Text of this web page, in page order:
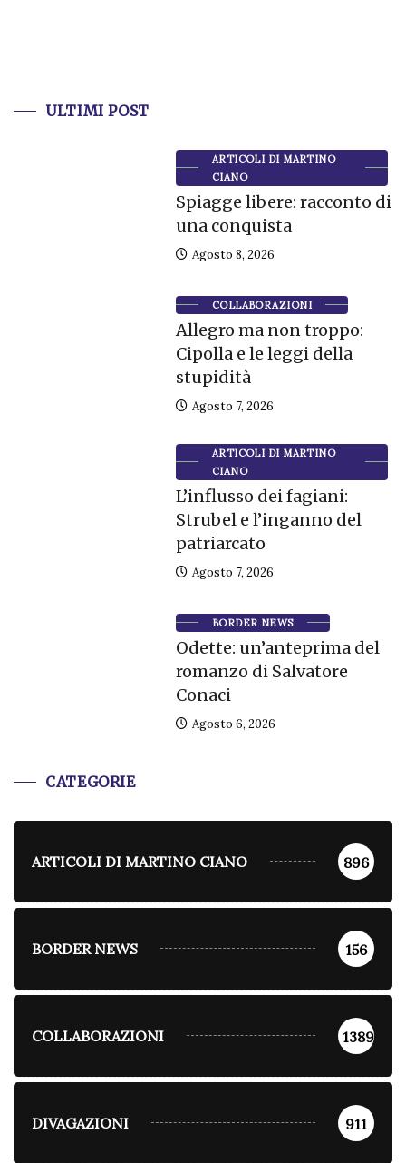
ULTIMI POST
ARTICOLI DI MARTINO
CIANO
Spiagge libere: racconto di
una conquista
Agosto 8, 2026
COLLABORAZIONI
Allegro ma non troppo:
Cipolla e le leggi della
stupidità
Agosto 7, 2026
ARTICOLI DI MARTINO
CIANO
L’influsso dei fagiani:
Strubel e l’inganno del
patriarcato
Agosto 7, 2026
BORDER NEWS
Odette: un’anteprima del
romanzo di Salvatore
Conaci
Agosto 6, 2026
CATEGORIE
ARTICOLI DI MARTINO CIANO 896
BORDER NEWS 156
COLLABORAZIONI 1389
DIVAGAZIONI 911